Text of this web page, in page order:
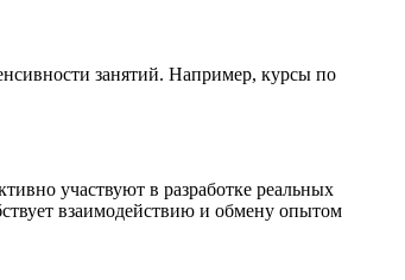
занятий. Например, курсы по
участвуют в разработке реальных
взаимодействию и обмену опытом